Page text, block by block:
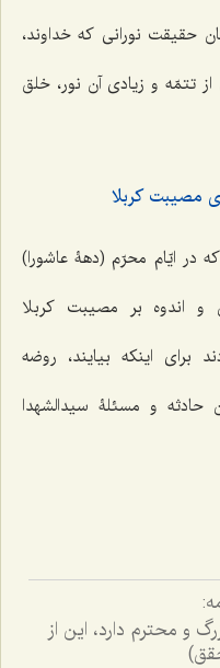
حقيقت نورانى كه خداوند،
تتمّه و زيادى آن نور، خلق
مصیبت کربلا
در ايّام محرّم (دهۀ عاشورا)
اندوه بر مصيبت كربلا
براى اينكه بيايند، روضه
حادثه و مسئلۀ سيدالشهدا
و محترم دارد، این از